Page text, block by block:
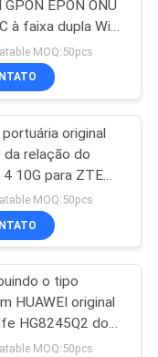
da
EPON ONU
à faixa dupla Wifi
OntárioMOQ:50pcs
original
da relação do
4 10G para ZTE
OLT
MOQ:50pcs
o tipo
HUAWEI original
HG8245Q2 do
de FTTH
MOQ:50pcs